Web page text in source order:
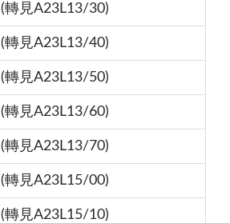
(轉見A23L13/30)
(轉見A23L13/40)
(轉見A23L13/50)
(轉見A23L13/60)
(轉見A23L13/70)
(轉見A23L15/00)
(轉見A23L15/10)